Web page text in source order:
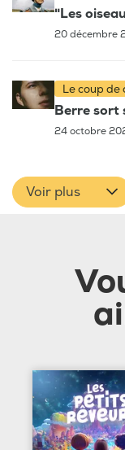
"Les
20 décembre
Le coup de
Berre sort
24 octobre
Voir plus